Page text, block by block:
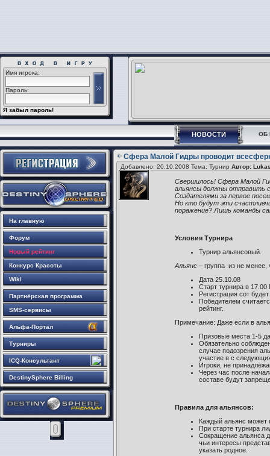
Имя игрока:
Пароль:
Я забыл пароль!
НОВОСТИ ОБ
На главную
Форум
Новый рейтинг
Конкурс Красоты
Wiki
Партнёрская программа
SMS-сервисы
Альфа-Портал
Турниры
ICQ-Консультант
DestinySphere Billing
Сфера Малой Гидры проводит
Добавлено: 20.10.2008 Тема: Турнир Автор:
Свершилось! Сфера Малой
альянсы должны отправить
Создателями за первое
Но кто будут эти
поражение? Лишь команды
Условия Турнира
Турнир альянсовый.
Альянс – группа из не менее,
Дата 25.10.08
Старт турнира в
Регистрация сот
Победителем
рейтинг.
Примечание: Даже если в
Призовые места 1-5
Обязательно
случае подозрения
участие в с
Игроки, не
Через час после
составе будут
Правила для альянсов:
Каждый альянс может
При старте турнира
Сокращение альянса
чьи интересы
указать родное.